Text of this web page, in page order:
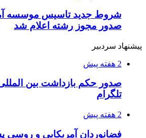
شروط جدید تاسیس موسسه
صدور مجوز رشته اعلام شد
پیشنهاد سردبیر
2 هفته پیش
صدور حکم بازداشت بین المللی
تلگرام
2 هفته پیش